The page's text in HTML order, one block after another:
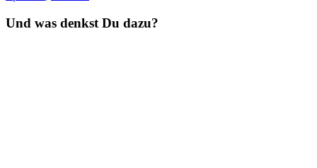
Und was denkst Du dazu?